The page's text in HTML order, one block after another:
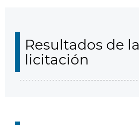
Resultados de la
licitación